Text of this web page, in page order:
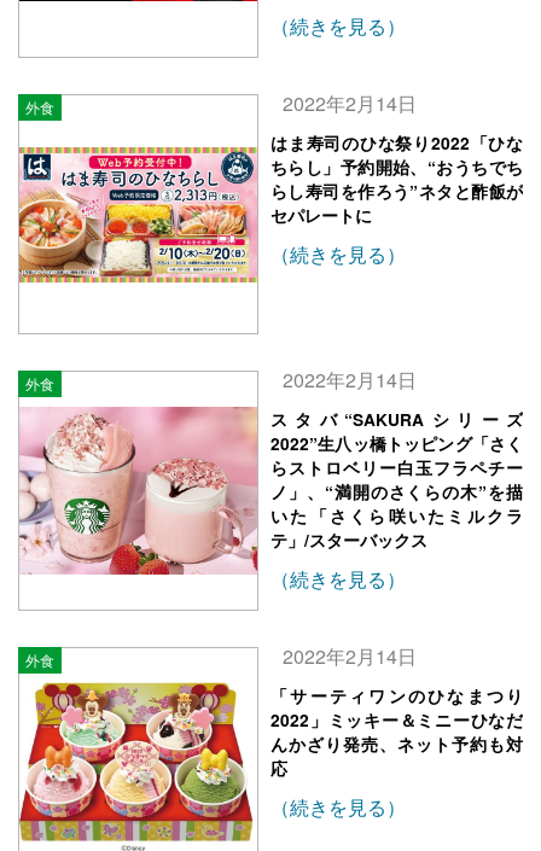
（続きを見る）
外食 2022年2月14日
はま寿司のひな祭り2022「ひな
ちらし」予約開始、“おうちでち
らし寿司を作ろう”ネタと酢飯が
セパレートに
（続きを見る）
外食 2022年2月14日
スタバ“SAKURAシリーズ
2022”生八ッ橋トッピング「さく
らストロベリー白玉フラペチー
ノ」、“満開のさくらの木”を描
いた「さくら咲いたミルクラ
テ」/スターバックス
（続きを見る）
外食 2022年2月14日
「サーティワンのひなまつり
2022」ミッキー＆ミニーひなだ
んかざり発売、ネット予約も対
応
（続きを見る）